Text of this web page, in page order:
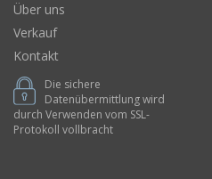
Über uns
Verkauf
Kontakt
Die sichere
Datenübermittlung wird
durch Verwenden vom SSL-
Protokoll vollbracht